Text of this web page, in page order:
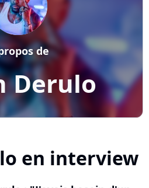
Derulo
de
en interview